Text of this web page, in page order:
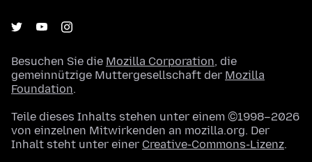
Besuchen Sie die Mozilla Corporation, die
gemeinnützige Muttergesellschaft der Mozilla
Foundation.
Teile dieses Inhalts stehen unter einem ©1998–2026
von einzelnen Mitwirkenden an mozilla.org. Der
Inhalt steht unter einer Creative-Commons-Lizenz.